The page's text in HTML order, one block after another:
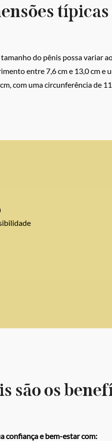
típicas
do pênis possa variar
entre 7,6 cm e 13,0 cm e
com uma circunferência de
são os
confiança e bem-estar com: